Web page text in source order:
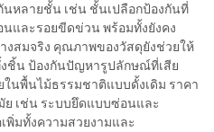
หลายชั้น เช่น ชั้นเปลือกป้องกันที่
และรอยขีดข่วน พร้อมทั้งยังคง
งสมจริง คุณภาพของวัสดุยังช่วยให้
ชิ้น ป้องกันปัญหารูปลักษณ์ที่เสีย
นพื้นไม้ธรรมชาติแบบดั้งเดิม ราคา
เช่น ระบบยึดแบบซ่อนและ
พิ่มทั้งความสวยงามและ